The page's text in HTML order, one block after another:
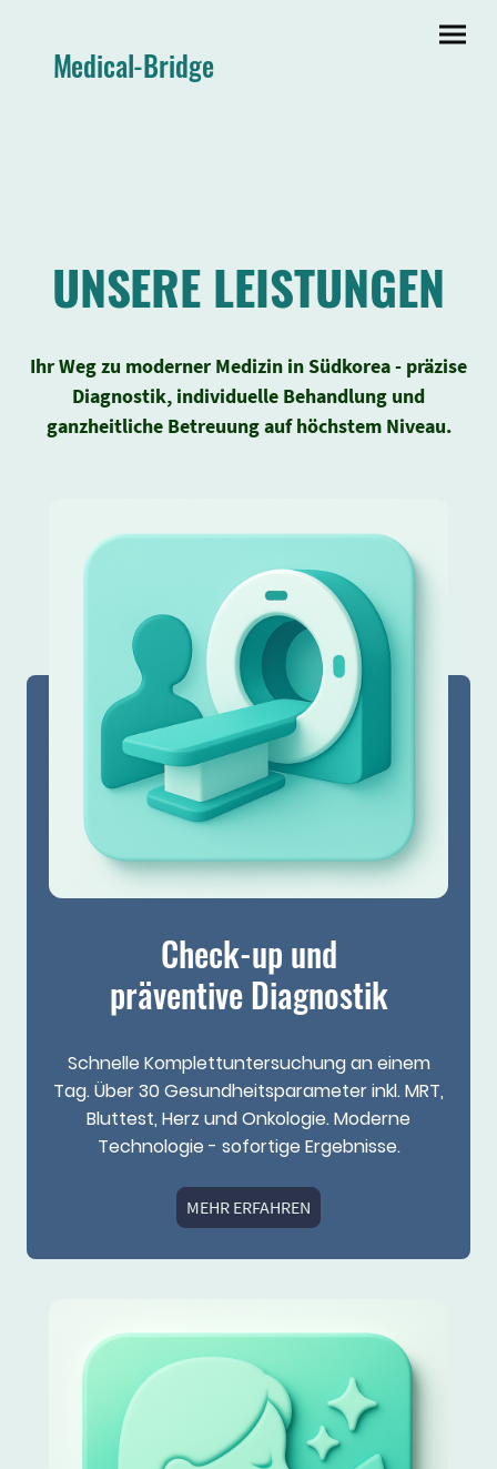
Medical-Bridge
UNSERE LEISTUNGEN
Ihr Weg zu moderner Medizin in Südkorea - präzise
Diagnostik, individuelle Behandlung und
ganzheitliche Betreuung auf höchstem Niveau.
Check-up und
präventive Diagnostik
Schnelle Komplettuntersuchung an einem
Tag. Über 30 Gesundheitsparameter inkl. MRT,
Bluttest, Herz und Onkologie. Moderne
Technologie - sofortige Ergebnisse.
MEHR ERFAHREN